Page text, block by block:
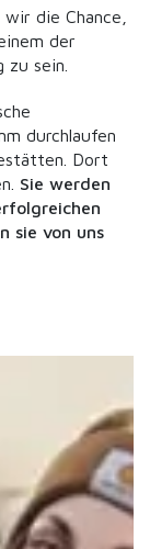
die Chance,
der
sein.
durchlaufen
Dort
Sie werden
sie von uns